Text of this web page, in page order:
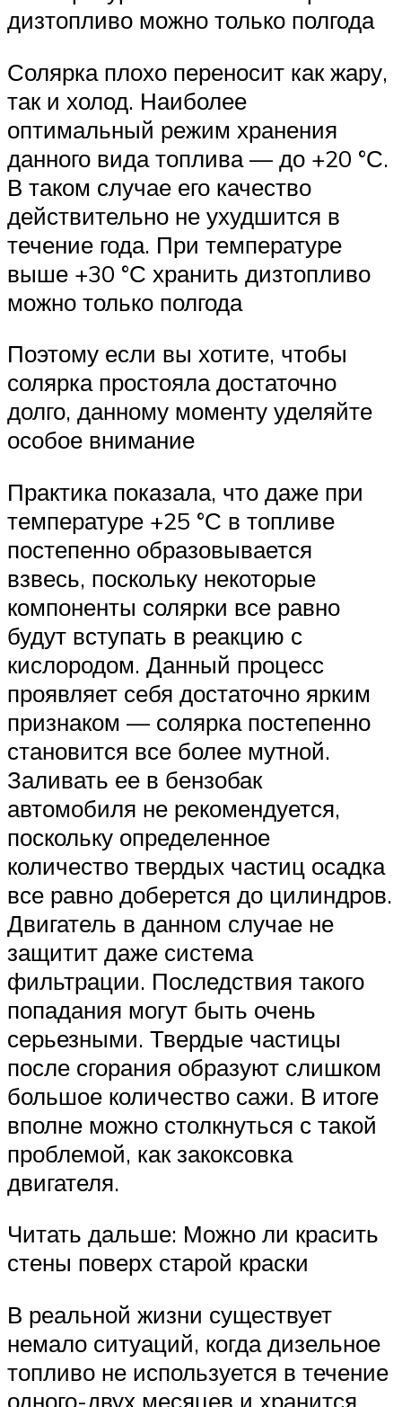
дизтопливо можно только полгода
Солярка плохо переносит как жару,
так и холод. Наиболее
оптимальный режим хранения
данного вида топлива — до +20 °С.
В таком случае его качество
действительно не ухудшится в
течение года. При температуре
выше +30 °С хранить дизтопливо
можно только полгода
Поэтому если вы хотите, чтобы
солярка простояла достаточно
долго, данному моменту уделяйте
особое внимание
Практика показала, что даже при
температуре +25 °С в топливе
постепенно образовывается
взвесь, поскольку некоторые
компоненты солярки все равно
будут вступать в реакцию с
кислородом. Данный процесс
проявляет себя достаточно ярким
признаком — солярка постепенно
становится все более мутной.
Заливать ее в бензобак
автомобиля не рекомендуется,
поскольку определенное
количество твердых частиц осадка
все равно доберется до цилиндров.
Двигатель в данном случае не
защитит даже система
фильтрации. Последствия такого
попадания могут быть очень
серьезными. Твердые частицы
после сгорания образуют слишком
большое количество сажи. В итоге
вполне можно столкнуться с такой
проблемой, как закоксовка
двигателя.
Читать дальше: Можно ли красить
стены поверх старой краски
В реальной жизни существует
немало ситуаций, когда дизельное
топливо не используется в течение
одного-двух месяцев и хранится